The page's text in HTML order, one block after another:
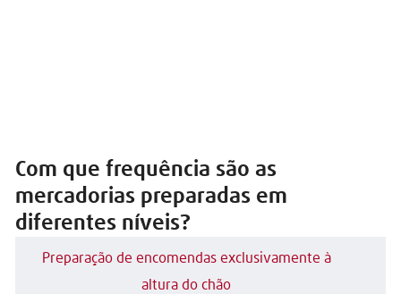
Com que frequência são as
mercadorias preparadas em
diferentes níveis?
Preparação de encomendas exclusivamente à
altura do chão